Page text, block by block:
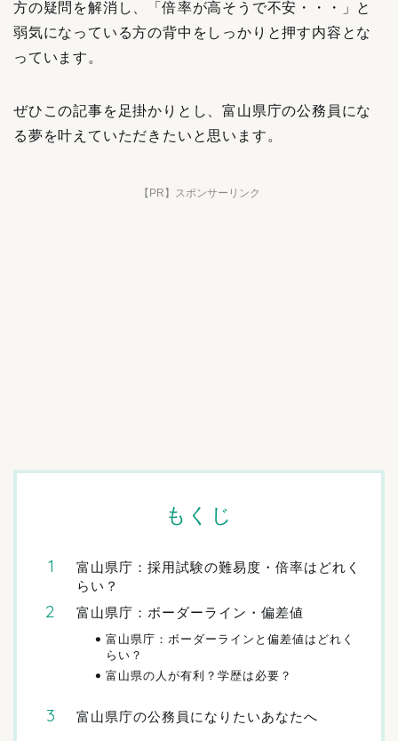
方の疑問を解消し、「倍率が高そうで不安・・・」と
弱気になっている方の背中をしっかりと押す内容とな
っています。
ぜひこの記事を足掛かりとし、富山県庁の公務員にな
る夢を叶えていただきたいと思います。
【PR】スポンサーリンク
もくじ
富山県庁：採用試験の難易度・倍率はどれく
らい？
富山県庁：ボーダーライン・偏差値
富山県庁：ボーダーラインと偏差値はどれく
らい？
富山県の人が有利？学歴は必要？
富山県庁の公務員になりたいあなたへ